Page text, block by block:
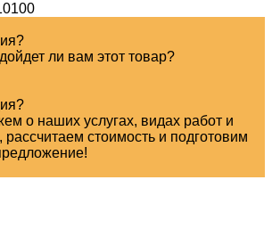
ли вам этот товар?
о наших услугах, видах работ и
рассчитаем стоимость и подготовим